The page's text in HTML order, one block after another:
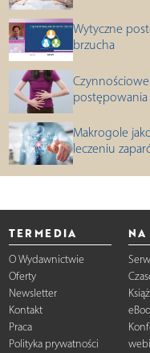
Wytyczne
brzucha
Makrogole
leczeniu
TERMEDIA
O Wydawnictwie
Oferty
Newsletter
Kontakt
Praca
Polityka prywatności
NA